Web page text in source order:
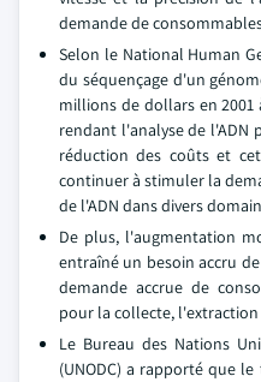
demande de
Selon le National Human
du séquençage d'un
millions de dollars en 2001
rendant l'analyse de l'ADN
réduction des coûts et
continuer à stimuler la
de l'ADN dans divers
De plus, l'augmentation
entraîné un besoin accru
demande accrue de
pour la collecte,
Le Bureau des Nations
(UNODC) a rapporté que